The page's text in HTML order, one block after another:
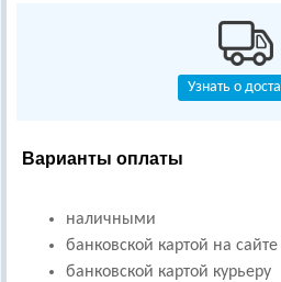
Узнать о
Варианты оплаты
наличными
банковской картой на сайте
банковской картой курьеру